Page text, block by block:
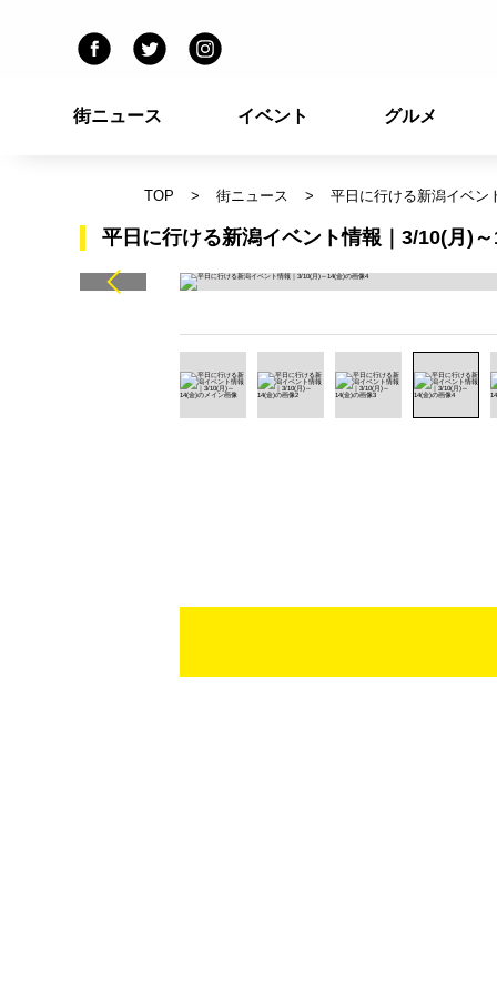
街ニュース イベント グルメ
TOP 街ニュース 平日に行ける新潟イベン
平日に行ける新潟イベント情報｜3/10(月)